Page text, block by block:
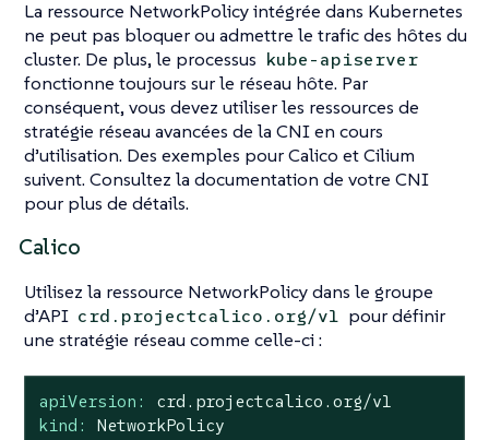
La ressource NetworkPolicy intégrée dans Kubernetes
ne peut pas bloquer ou admettre le trafic des hôtes du
cluster. De plus, le processus kube-apiserver
fonctionne toujours sur le réseau hôte. Par
conséquent, vous devez utiliser les ressources de
stratégie réseau avancées de la CNI en cours
d’utilisation. Des exemples pour Calico et Cilium
suivent. Consultez la documentation de votre CNI
pour plus de détails.
Calico
Utilisez la ressource NetworkPolicy dans le groupe
d’API crd.projectcalico.org/v1 pour définir
une stratégie réseau comme celle-ci :
apiVersion:
crd.projectcalico.org/v1
kind:
NetworkPolicy